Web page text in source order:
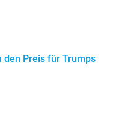
den Preis für Trumps